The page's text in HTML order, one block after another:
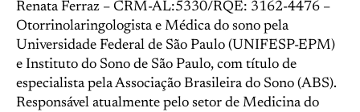
Renata Ferraz – CRM-AL:5330/RQE: 3162-4476 –
Otorrinolaringologista e Médica do sono pela
Universidade Federal de São Paulo (UNIFESP-EPM)
e Instituto do Sono de São Paulo, com título de
especialista pela Associação Brasileira do Sono (ABS).
Responsável atualmente pelo setor de Medicina do